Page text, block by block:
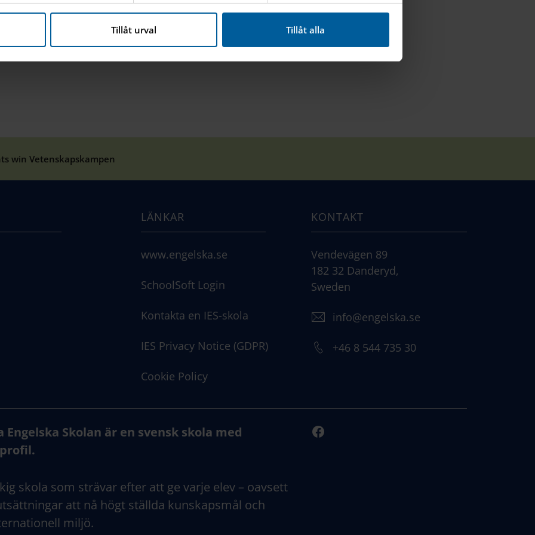
webbplats hanterar dina personuppgifterhär.
Tillåt urval Tillåt alla
win Vetenskapskampen
LÄNKAR
www.engelska.se
SchoolSoft Login
Kontakta en IES-skola
IES Privacy Notice (GDPR)
Cookie Policy
KONTAKT
Vendevägen 89
182 32 Danderyd,
Sweden
info@engelska.se
+46 8 544 735 30
Skolan är en svensk skola med
skola som strävar efter att ge varje elev – oavsett
att nå högt ställda kunskapsmål och
miljö.